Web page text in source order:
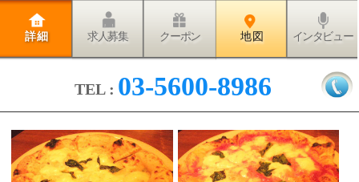
03-5600-8986
森下の高橋商店街をすぐ入った場所に位置する、石窯
ピザのお店「ベッラ ナポリ」を紹介したいと思いま